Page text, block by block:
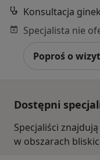
Konsultacja
Poproś o
Dostępni
Specjaliści
w obszarach